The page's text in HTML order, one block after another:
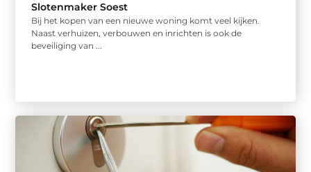
Slotenmaker Soest
Bij het kopen van een nieuwe woning komt veel kijken.
Naast verhuizen, verbouwen en inrichten is ook de
beveiliging van ...